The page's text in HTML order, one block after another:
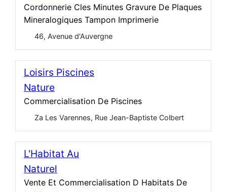
Cordonnerie Cles Minutes Gravure De Plaques
Mineralogiques Tampon Imprimerie
46, Avenue d'Auvergne
Loisirs Piscines
Nature
Commercialisation De Piscines
Za Les Varennes, Rue Jean-Baptiste Colbert
L'Habitat Au
Naturel
Vente Et Commercialisation D Habitats De